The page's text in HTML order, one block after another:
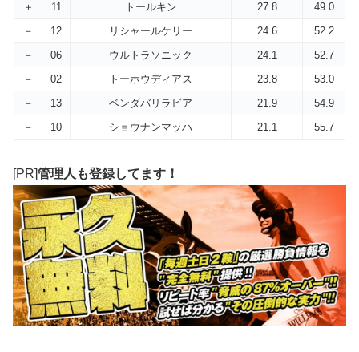
＋
11 トールキン 27.8
49.0
－
12 リシャールケリー 24.6
52.2
－
06 ウルトラソニック 24.1
52.7
－
02 トーホウディアス 23.8
53.0
－
13 ベンダバリラビア 21.9
54.9
－
10 ショウナンマッハ 21.1 55.7
[PR]管理人も登録してます！